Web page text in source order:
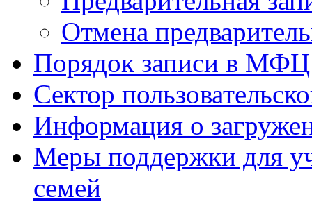
Отмена
Порядок записи в МФЦ
Сектор
Информация о
Меры поддержки для
семей